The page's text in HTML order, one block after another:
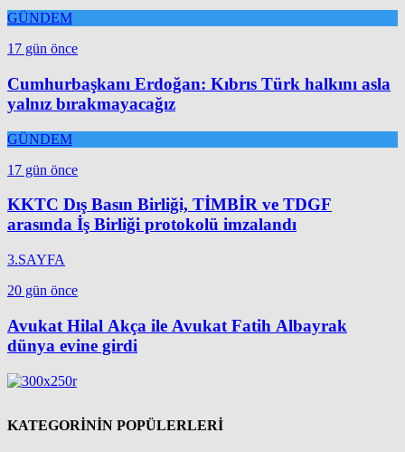
GÜNDEM
17 gün önce
Cumhurbaşkanı Erdoğan: Kıbrıs Türk halkını asla
yalnız bırakmayacağız
GÜNDEM
17 gün önce
KKTC Dış Basın Birliği, TİMBİR ve TDGF
arasında İş Birliği protokolü imzalandı
3.SAYFA
20 gün önce
Avukat Hilal Akça ile Avukat Fatih Albayrak
dünya evine girdi
KATEGORİNİN POPÜLERLERİ